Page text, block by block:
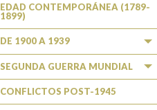
EDAD CONTEMPORÁNEA (1789-
1899)
DE 1900 A 1939
SEGUNDA GUERRA MUNDIAL
CONFLICTOS POST-1945